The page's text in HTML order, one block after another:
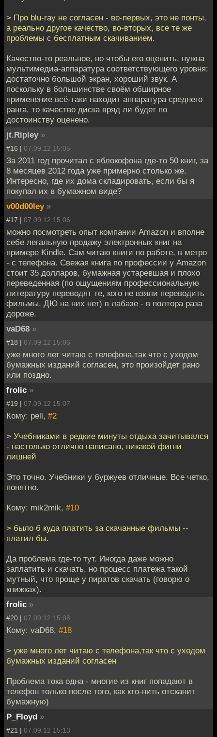
> Про blu-ray не согласен - во-первых, это не понты,
а реально другое качество, во-вторых, все те же
проблемы с бесплатным скачиванием.
Качество-то реальное, но чтобы его оценить, нужна
мультимедиа-аппаратура соответствующего уровня:
достаточно большой экран, хороший звук. А
поскольку в большинстве своём обширное
применение всё-таки находит аппаратура среднего
ранга, то качество диска вряд ли будет по
достоинству оценено.
jt.Ripley »
#16 | 07.09.12 15:05
За 2011 год прочитал с яблокофона где-то 50 книг, за
8 месяцев 2012 года уже примерно столько же.
Интересно, где их дома складировать, если бы я
покупал их в бумажном виде?
v00d00ley »
#17 | 07.09.12 15:06
можно посмотреть опыт компании Amazon и вполне
себе легальную продажу электронных книг на
примере Kindle. Сам читаю книги по работе, в метро
- с телефона. Свежая книга по профессии у Amazon
стоит 35 долларов, бумажная устаревшая и плохо
переведенная (по ощущениям профессиональную
литературу переводят те, кого не взяли переводить
фильмы, ДЮ на них нет) в лабазе - в полтора раза
дороже.
vaD68 »
#18 | 07.09.12 15:06
уже много лет читаю с телефона,так что с уходом
бумажных изданий согласен, это произойдет рано
или поздно.
frolic »
#19 | 07.09.12 15:07
Кому: pell, #2
> Учебниками в редкие минуты отдыха зачитывался
- настолько отлично написано, никакой фигни
лишней
Это точно. Учебники у буржуев отличные. Все четко,
понятно.
Кому: mik2mik, #10
> было б куда платить за скачанные фильмы --
платил бы.
Да проблема где-то тут. Иногда даже можно
заплатить и скачать, но процесс платежа такой
мутный, что проще у пиратов скачать (говорю о
книжках).
frolic »
#20 | 07.09.12 15:08
Кому: vaD68, #18
> уже много лет читаю с телефона,так что с уходом
бумажных изданий согласен
Проблема тока одна - многие из книг попадают в
телефон только после того, как кто-нить отсканит
бумажную)
P_Floyd »
#21 | 07.09.12 15:13